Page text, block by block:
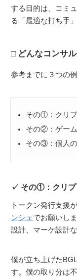
する目的は、コミ
る「最適な打ち手
どんなコンサ
参考までに３つの
その①：クリ
その②：ゲー
その③：個人
その①：クリプ
トークン発行支援
ンシェでお願いし
設計、マーケ設計な
僕が立ち上げた
す。僕の取り分は